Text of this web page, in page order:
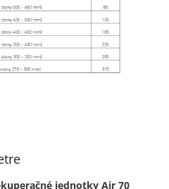
jednotky Air 70